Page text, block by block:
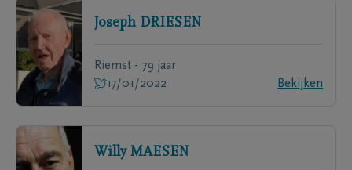
Joseph DRIESEN
Riemst - 79 jaar
17/01/2022
Bekijken
Willy MAESEN